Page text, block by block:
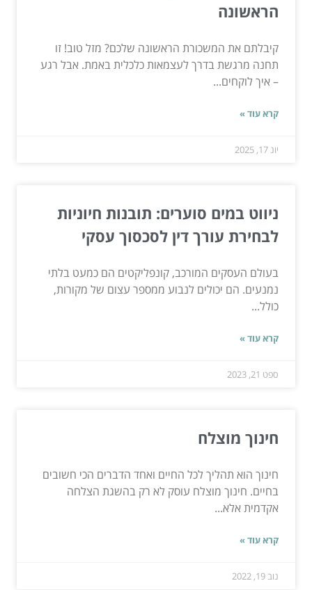
הראשונה
קיבלתם את המשכורת הראשונה שלכם? מזל טוב! זו
תחנה מרגשת בדרך לעצמאות כלכלית באמת. אבל רגע
– איך לוקחים...
קרא עוד »
יונ 17, 2025
ניווט במים סוערים: תובנות חיוניות
לבחירת עורך דין לסכסוך עסקי
בעולם העסקים המורכב, קונפליקטים הם כמעט בלתי
נמנעים. הם יכולים לנבוע ממספר עצום של מקורות,
כולל...
קרא עוד »
ספט 21, 2023
חינוך מוצלח
חינוך הוא תהליך לכל החיים ואחד הדברים הכי חשובים
בחיים. חינוך מוצלח עוסק לא רק בהשגת הצלחה
אקדמית אלא...
קרא עוד »
נוב 19, 2022